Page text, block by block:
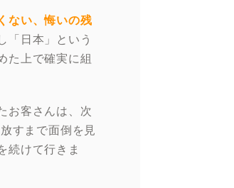
ない、悔いの残
「日本」という
た上で確実に組
お客さんは、次
すまで面倒を見
続けて行きま